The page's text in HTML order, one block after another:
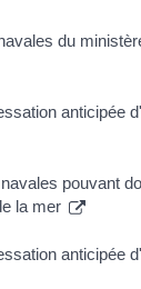
du
anticipée
pouvant
la mer
anticipée